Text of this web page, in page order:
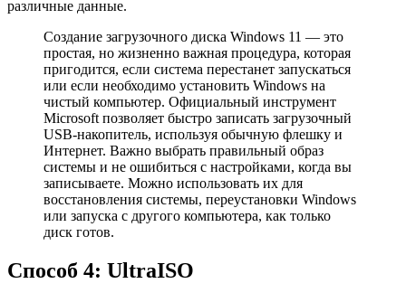
различные данные.
Создание загрузочного диска Windows 11 — это
простая, но жизненно важная процедура, которая
пригодится, если система перестанет запускаться
или если необходимо установить Windows на
чистый компьютер. Официальный инструмент
Microsoft позволяет быстро записать загрузочный
USB-накопитель, используя обычную флешку и
Интернет. Важно выбрать правильный образ
системы и не ошибиться с настройками, когда вы
записываете. Можно использовать их для
восстановления системы, переустановки Windows
или запуска с другого компьютера, как только
диск готов.
Способ 4: UltraISO